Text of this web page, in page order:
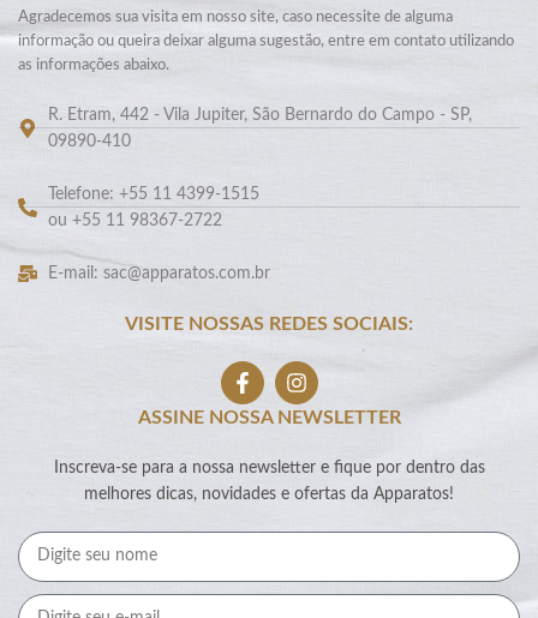
Agradecemos sua visita em nosso site, caso necessite de alguma
informação ou queira deixar alguma sugestão, entre em contato utilizando
as informações abaixo.
R. Etram, 442 - Vila Jupiter, São Bernardo do Campo - SP,
09890-410
Telefone: +55 11 4399-1515
ou +55 11 98367-2722
E-mail: sac@apparatos.com.br
VISITE NOSSAS REDES SOCIAIS:
ASSINE NOSSA NEWSLETTER
Inscreva-se para a nossa newsletter e fique por dentro das
melhores dicas, novidades e ofertas da Apparatos!